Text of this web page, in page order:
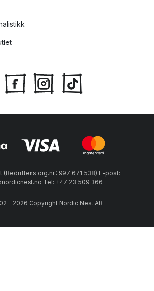
(Bedriftens org.nr.: 997 671 538) E-post:
Tel: +47 23 509 366
- 2026 Copyright Nordic Nest AB